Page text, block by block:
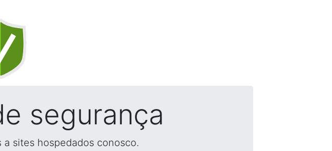
segurança
sites hospedados conosco.